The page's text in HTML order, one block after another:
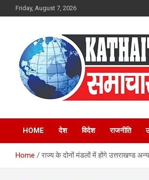
to
Friday, August 7, 2026
Kathait
Latest
News in Hindi,
HOME देश विदेश राजनीति
Home राज्य के दोनों मंडलों में होंगे उत्तराखण्ड